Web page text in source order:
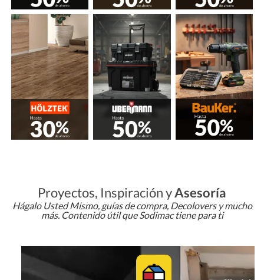
Proyectos, Inspiración yAsesoría
Hágalo Usted Mismo, guías de compra, Decolovers y mucho
más. Contenido útil que Sodimac tiene para ti